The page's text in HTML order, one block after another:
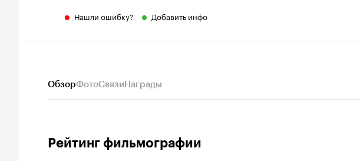
Нашли ошибку? Добавить инфо
ОбзорФотоСвязиНаграды
Рейтинг фильмографии